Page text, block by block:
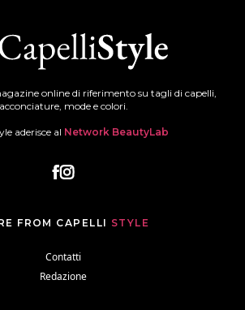
online di riferimento su tagli di capelli,
acconciature, mode e colori.
aderisce al Network BeautyLab
FROM CAPELLI STYLE
Contatti
Redazione